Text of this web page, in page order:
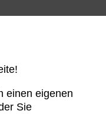
einen eigenen
Sie